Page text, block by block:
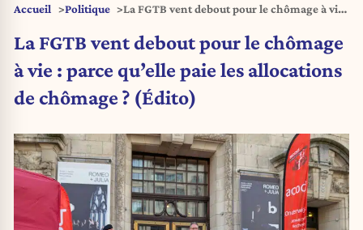
Accueil Politique
La FGTB vent debout pour le chômage à vie :
chômage ? (Édito)
La FGTB vent debout pour le chômage
à vie : parce qu’elle paie les allocations
de chômage ? (Édito)